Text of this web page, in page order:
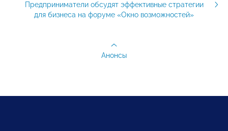
Предприниматели обсудят эффективные стратегии
для бизнеса на форуме «Окно возможностей»
Анонсы